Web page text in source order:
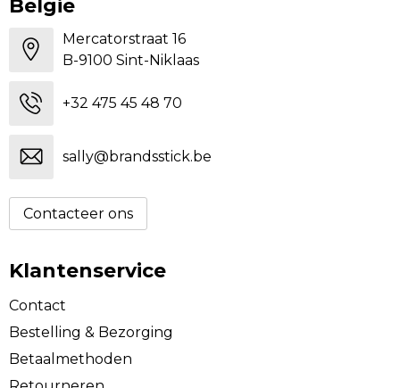
België
Mercatorstraat 16
B-9100 Sint-Niklaas
+32 475 45 48 70
sally@brandsstick.be
Contacteer ons
Klantenservice
Contact
Bestelling & Bezorging
Betaalmethoden